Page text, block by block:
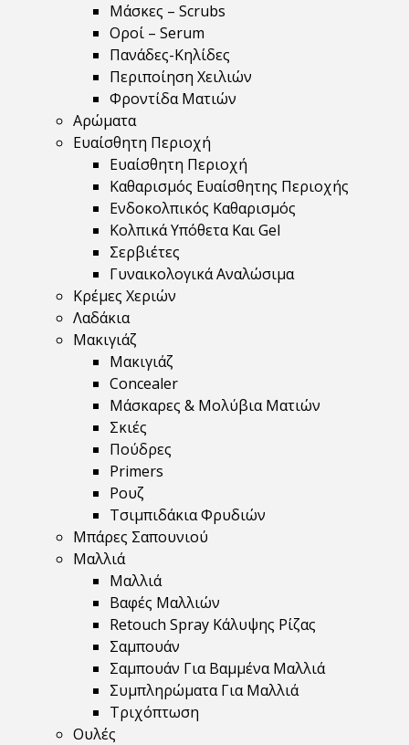
Μάσκες – Scrubs
Οροί – Serum
Πανάδες-Κηλίδες
Περιποίηση Χειλιών
Φροντίδα Ματιών
Αρώματα
Ευαίσθητη Περιοχή
Ευαίσθητη Περιοχή
Καθαρισμός Ευαίσθητης Περιοχής
Ενδοκολπικός Καθαρισμός
Κολπικά Υπόθετα Και Gel
Σερβιέτες
Γυναικολογικά Αναλώσιμα
Κρέμες Χεριών
Λαδάκια
Μακιγιάζ
Μακιγιάζ
Concealer
Μάσκαρες & Μολύβια Ματιών
Σκιές
Πούδρες
Primers
Ρουζ
Τσιμπιδάκια Φρυδιών
Μπάρες Σαπουνιού
Μαλλιά
Μαλλιά
Βαφές Μαλλιών
Retouch Spray Κάλυψης Ρίζας
Σαμπουάν
Σαμπουάν Για Βαμμένα Μαλλιά
Συμπληρώματα Για Μαλλιά
Τριχόπτωση
Ουλές